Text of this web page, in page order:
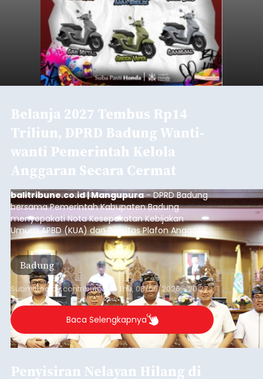
Belanja 2027 Tembus Rp14
Triliun, DPRD Badung Wanti-
wanti Pemerintah Kelola
Anggaran Secara Cermat
balitribune.co.id | Mangupura- DPRD Badung
bersama Pemerintah Kabupaten Badung
menyepakati Nota Kesepakatan Kebijakan
Umum APBD (KUA) dan Prioritas Plafon Anggaran
Sementara (PPAS) Tahun Anggaran 2027 dalam
rapat paripurna yang digelar di Gedung DPRD
Badung, Kamis (6/8/2026).
Badung
Submitted bycontributor onThu, 08/06/2026 - 20:27
Baca Selengkapnya
Penyisiran Nelayan Hilang di